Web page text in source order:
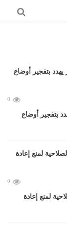
0
بتفجير أوضاع
0
لمنع إعادة